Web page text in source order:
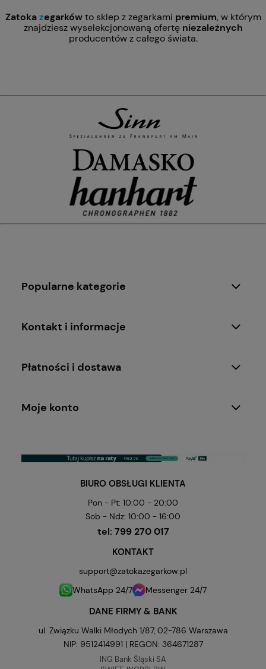
Zatokazegarkówto sklep z zegarkami premium, w którym
znajdziesz wyselekcjonowaną ofertę niezależnych
producentów z całego świata.
Popularne kategorie
Kontakt i informacje
Płatności i dostawa
Moje konto
BIURO OBSŁUGI KLIENTA
Pon - Pt: 10:00 - 20:00
Sob - Ndz: 10:00 - 16:00
tel: 799 270 017
KONTAKT
support@zatokazegarkow.pl
WhatsApp 24/7
Messenger 24/7
DANE FIRMY & BANK
ul. Związku Walki Młodych 1/87, 02-786 Warszawa
NIP: 9512414991 | REGON: 364671287
ING Bank Śląski SA